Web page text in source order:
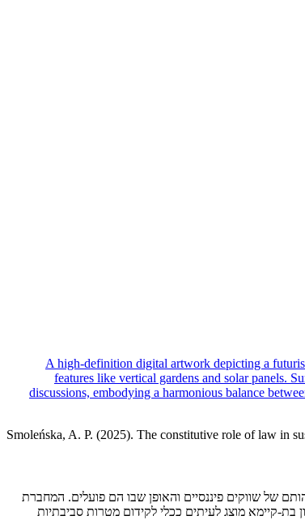
Smoleńska, A. P. (2025). The constitutive role of law in
של שווקים פיננסיים והאופן שבו הם פועלים. המחברת
קיימא מוצג לעיתים ככלי לקידום מטרות סביבתיות